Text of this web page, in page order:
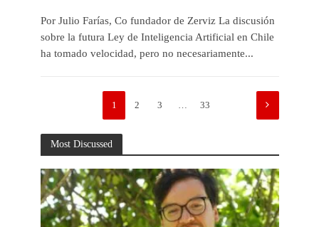
Por Julio Farías, Co fundador de Zerviz La discusión
sobre la futura Ley de Inteligencia Artificial en Chile
ha tomado velocidad, pero no necesariamente...
1 2 3 33
Most Discussed